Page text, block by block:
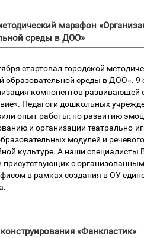
марафон
среды в ДОО»
стартовал городской
образовательной среды в ДОО». 9
компонентов развивающей
Педагоги дошкольных
опыт работы: по развитию
и организации театрально-
модулей и
культуре. А наши
присутствующих с
в рамках создания в ОУ
«Фанкластик»